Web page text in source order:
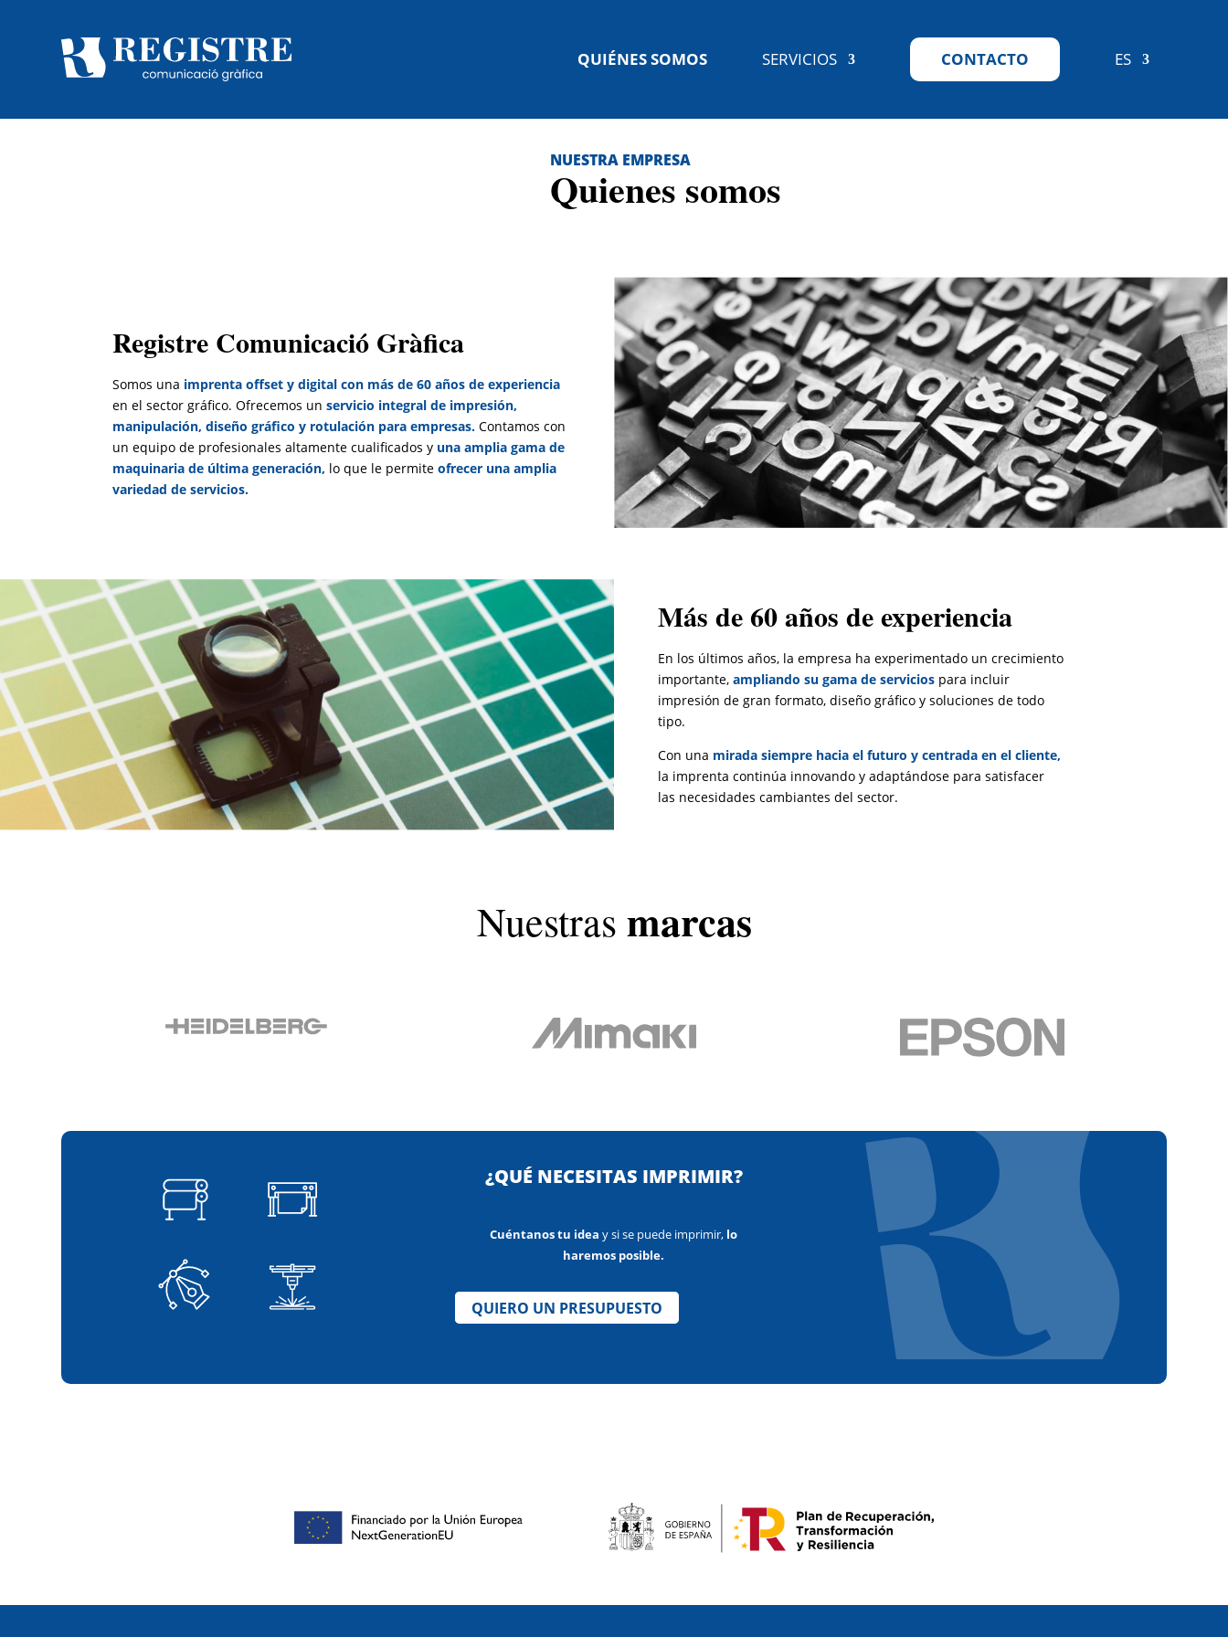
QUIÉNES SOMOS SERVICIOS CONTACTO ES
Quienes somos
NUESTRA EMPRESA
Registre Comunicació Gràfica
Somos una imprenta offset y digital con más de 60 años de experiencia
en el sector gráfico. Ofrecemos un servicio integral de impresión,
manipulación, diseño gráfico y rotulación para empresas.Contamos con
un equipo de profesionales altamente cualificados y una amplia gama de
maquinaria de última generación, lo que le permite ofrecer una amplia
variedad de servicios.
Más de 60 años de experiencia
En los últimos años, la empresa ha experimentado un crecimiento
importante,ampliando su gama de servicios para incluir
impresión de gran formato, diseño gráfico y soluciones de todo
tipo.
Con una mirada siempre hacia el futuro y centrada en el cliente,
la imprenta continúa innovando y adaptándose para satisfacer
las necesidades cambiantes del sector.
Nuestras marcas
¿QUÉ NECESITAS IMPRIMIR?
Cuéntanos tu idea y si se puede imprimir, lo
haremos posible.
QUIERO UN PRESUPUESTO